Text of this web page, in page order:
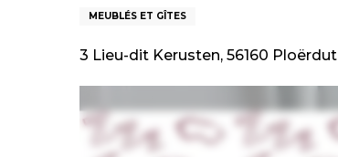
MEUBLÉS ET GÎTES
3 Lieu-dit Kerusten, 56160 Ploërdut